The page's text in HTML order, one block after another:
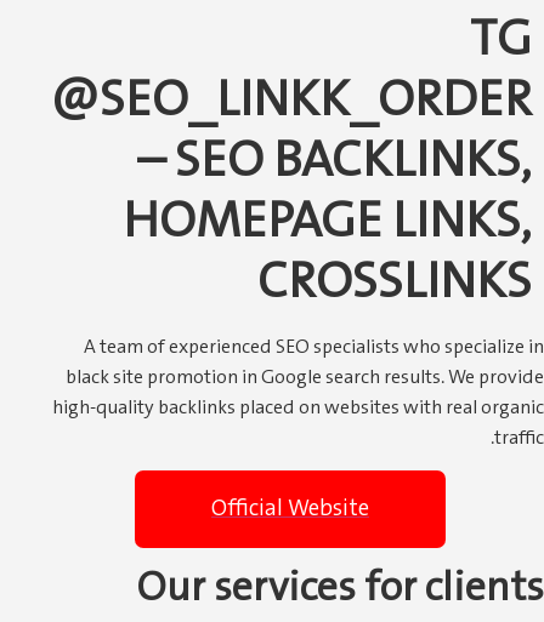
– SEO
A team of experienced SEO
black site promotion in
high-quality backlinks placed
Our